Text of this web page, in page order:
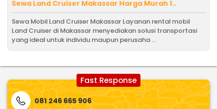
Sewa Land Cruiser Makassar Harga Murah 1..
Sewa Mobil Land Cruiser Makassar Layanan rental mobil
Land Cruiser di Makassar menyediakan solusi transportasi
yang ideal untuk individu maupun perusaha ...
Fast Response
081 246 665 906